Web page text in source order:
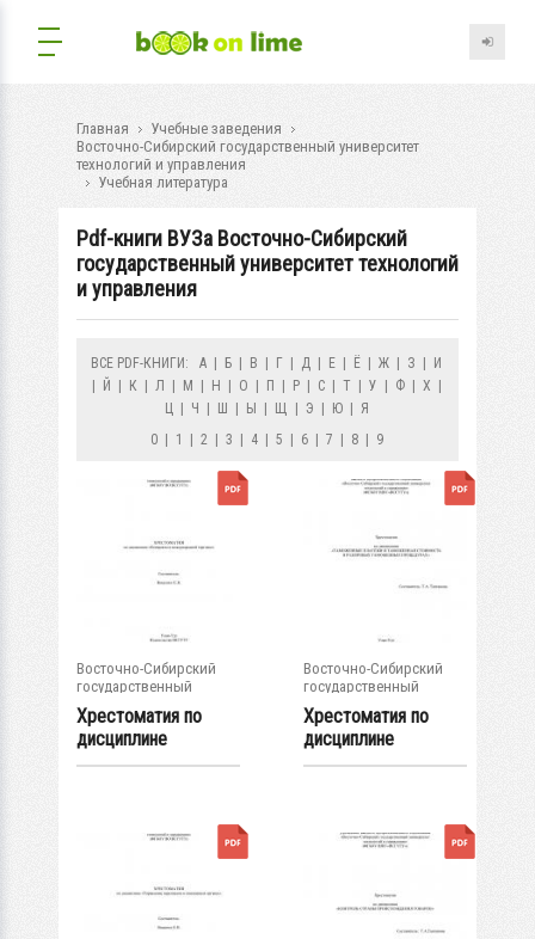
Главная
Учебные заведения
Восточно-Сибирский государственный университет
технологий и управления
Учебная литература
Pdf-книги ВУЗа Восточно-Сибирский
государственный университет технологий
и управления
ВСЕ PDF-КНИГИ: А Б В Г Д Е Ё Ж З
И
Й К Л М Н О П Р С Т У Ф Х
Ц
Ч Ш Ы Щ Э Ю
Я
0
1 2 3 4 5 6 7 8 9
Восточно-Сибирский
государственный
университет...
Хрестоматия по
дисциплине
"Контракты в...
Восточно-Сибирский
государственный
университет...
Хрестоматия по
дисциплине
"Таможенные